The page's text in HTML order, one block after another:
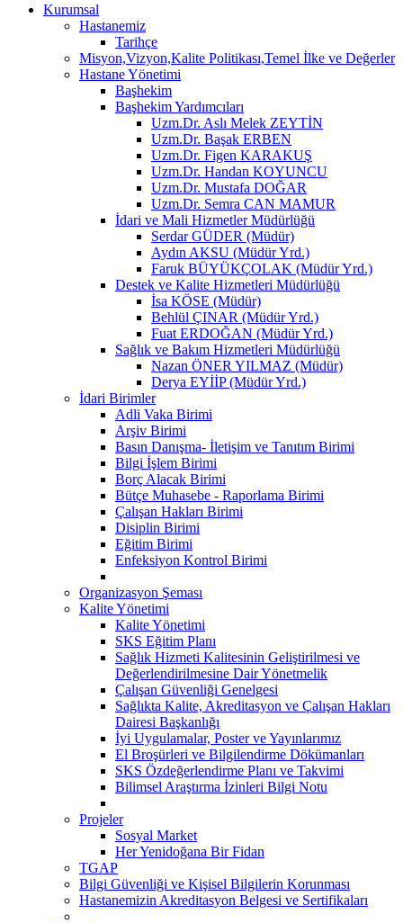
Kurumsal
Hastanemiz
Tarihçe
Misyon,Vizyon,Kalite Politikası,Temel İlke ve Değerler
Hastane Yönetimi
Başhekim
Başhekim Yardımcıları
Uzm.Dr. Aslı Melek ZEYTİN
Uzm.Dr. Başak ERBEN
Uzm.Dr. Figen KARAKUŞ
Uzm.Dr. Handan KOYUNCU
Uzm.Dr. Mustafa DOĞAR
Uzm.Dr. Semra CAN MAMUR
İdari ve Mali Hizmetler Müdürlüğü
Serdar GÜDER (Müdür)
Aydın AKSU (Müdür Yrd.)
Faruk BÜYÜKÇOLAK (Müdür Yrd.)
Destek ve Kalite Hizmetleri Müdürlüğü
İsa KÖSE (Müdür)
Behlül ÇINAR (Müdür Yrd.)
Fuat ERDOĞAN (Müdür Yrd.)
Sağlık ve Bakım Hizmetleri Müdürlüğü
Nazan ÖNER YILMAZ (Müdür)
Derya EYİİP (Müdür Yrd.)
İdari Birimler
Adli Vaka Birimi
Arşiv Birimi
Basın Danışma- İletişim ve Tanıtım Birimi
Bilgi İşlem Birimi
Borç Alacak Birimi
Bütçe Muhasebe - Raporlama Birimi
Çalışan Hakları Birimi
Disiplin Birimi
Eğitim Birimi
Enfeksiyon Kontrol Birimi
Organizasyon Şeması
Kalite Yönetimi
Kalite Yönetimi
SKS Eğitim Planı
Sağlık Hizmeti Kalitesinin Geliştirilmesi ve
Değerlendirilmesine Dair Yönetmelik
Çalışan Güvenliği Genelgesi
Sağlıkta Kalite, Akreditasyon ve Çalışan Hakları
Dairesi Başkanlığı
İyi Uygulamalar, Poster ve Yayınlarımız
El Broşürleri ve Bilgilendirme Dökümanları
SKS Özdeğerlendirme Planı ve Takvimi
Bilimsel Araştırma İzinleri Bilgi Notu
Projeler
Sosyal Market
Her Yenidoğana Bir Fidan
TGAP
Bilgi Güvenliği ve Kişisel Bilgilerin Korunması
Hastanemizin Akreditasyon Belgesi ve Sertifikaları